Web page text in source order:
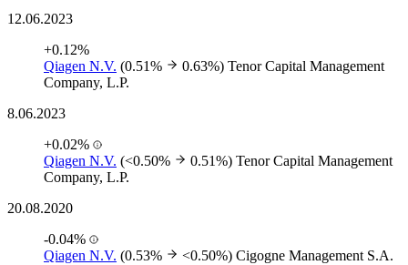
12.06.2023
+0.12%
Qiagen N.V. (0.51% 0.63%) Tenor Capital Management
Company, L.P.
8.06.2023
+0.02%
Qiagen N.V. (<0.50% 0.51%) Tenor Capital Management
Company, L.P.
20.08.2020
-0.04%
Qiagen N.V. (0.53% <0.50%) Cigogne Management S.A.